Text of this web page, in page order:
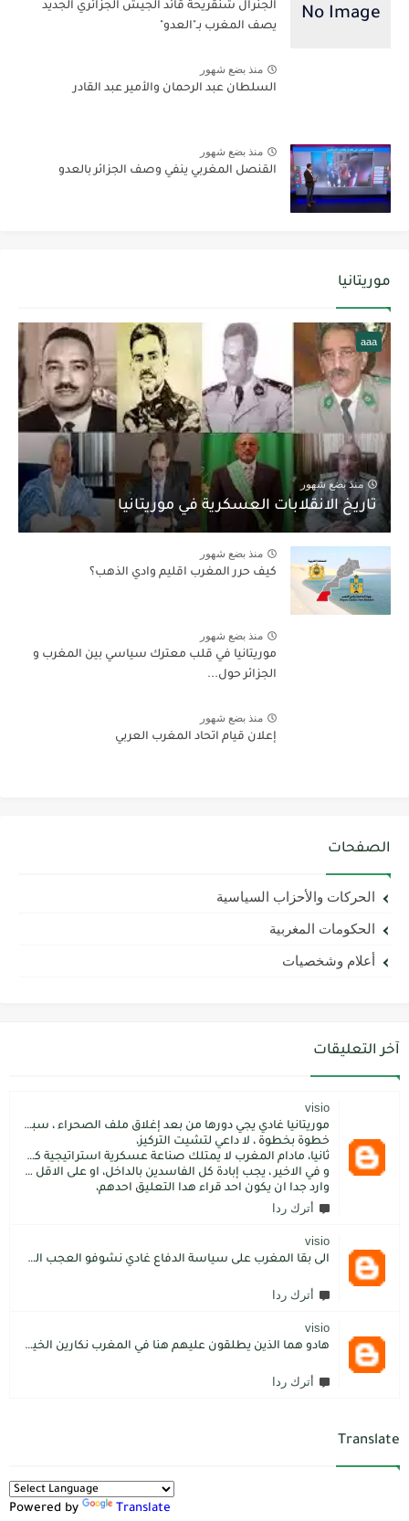
الجنرال شنقريحة قائد الجيش الجزائري الجديد
يصف المغرب بـ"العدو"
منذ بضع شهور
السلطان عبد الرحمان والأمير عبد القادر
منذ بضع شهور
القنصل المغربي ينفي وصف الجزائر بالعدو
موريتانيا
aaa
منذ بضع شهور
تاريخ الانقلابات العسكرية في موريتانيا
منذ بضع شهور
كيف حرر المغرب اقليم وادي الذهب؟
منذ بضع شهور
موريتانيا في قلب معترك سياسي بين المغرب و
الجزائر حول...
منذ بضع شهور
إعلان قيام اتحاد المغرب العربي
الصفحات
الحركات والأحزاب السياسية
الحكومات المغربية
أعلام وشخصيات
آخر التعليقات
visio
موريتانيا غادي يجي دورها من بعد إغلاق ملف الصحراء ، سبتة مليلية و الجزر،
خطوة بخطوة ، لا داعي لتشيت التركيز،
ثانيا، مادام المغرب لا يمتلك صناعة عسكرية استراتيجية كما فعل الاتراك فسيبقى داءما محل اطماع الغير،
و في الاخير ، يجب إبادة كل الفاسدين بالداخل، او على الاقل كما فعل محمد بن سلمان: قم بتسليم الاموال المنهوبة او المشنقة(حرفيا)، فقط هم بضعة آلاف ليسوا كُثر.
وارد جدا ان يكون احد قراء هدا التعليق احدهم،
أترك ردا
visio
الى بقا المغرب على سياسة الدفاع غادي نشوفو العجب المعجب من دولة الكبرانات.. دولة ما عندها تاريخ كاتسرق تراتنا ، اراضبنا و تاريخنا و حنا جالسين كانتسناو في الامم المتحدة تعطينا حل و الواقع هو كل عام مشكلتنا كاتعقد مع دولة الشر.. فرنسا اكبر شيطان من مازال حطا صبعها في شمال افريقيا، كانزيدو مشكل على مشكل اللهم كبرها تصغار .. الانسان هو لي يموت على ولادو و على ارضو
أترك ردا
visio
هادو هما الذين يطلقون عليهم هنا في المغرب نكارين الخير.كما يقول المثل المغربي دير الخير في الرجال تلقاه لاديرو فالشماتة راه يتوضر .لكن الخير دائما يعلو على الشر./.
أترك ردا
Translate
Powered by Translate